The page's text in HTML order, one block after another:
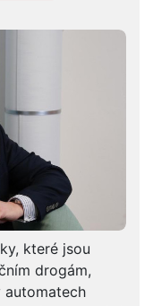
které jsou
drogám,
automatech